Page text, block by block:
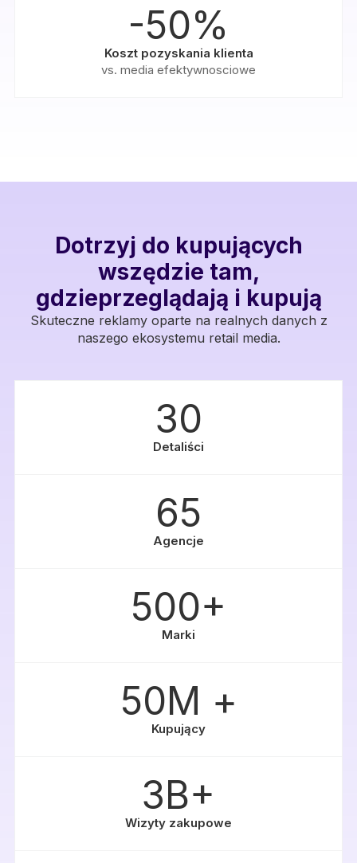
-50%
Koszt pozyskania klienta
vs. media efektywnosciowe
Dotrzyj do kupujących
wszędzie tam,
gdzieprzeglądają i kupują
Skuteczne reklamy oparte na realnych danych z
naszego ekosystemu retail media.
30
Detaliści
65
Agencje
500+
Marki
50M +
Kupujący
3B+
Wizyty zakupowe